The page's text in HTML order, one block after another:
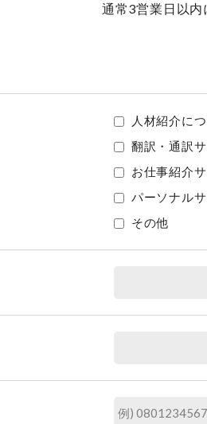
通常3営業日以内
人材紹介に
翻訳・通訳
お仕事紹介
パーソナル
その他